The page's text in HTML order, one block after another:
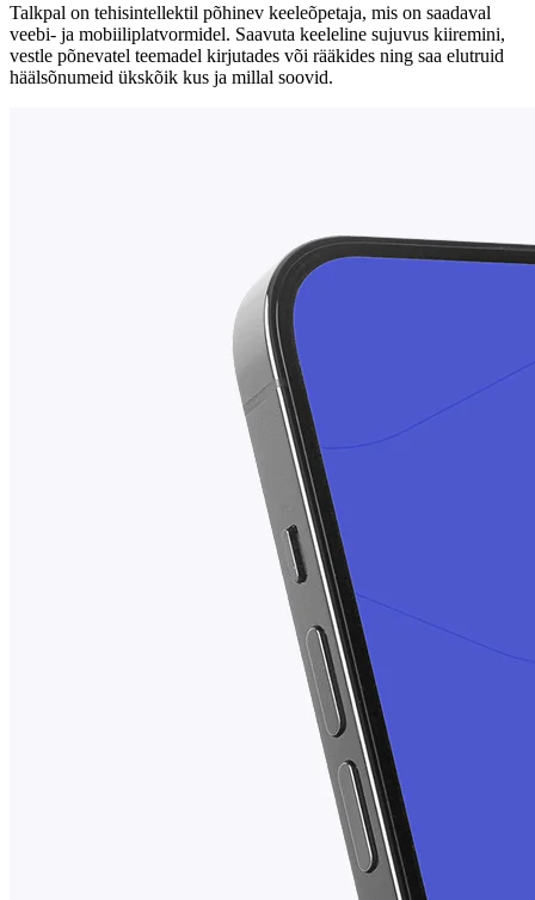
Talkpal on tehisintellektil põhinev keeleõpetaja, mis on saadaval
veebi- ja mobiiliplatvormidel. Saavuta keeleline sujuvus kiiremini,
vestle põnevatel teemadel kirjutades või rääkides ning saa elutruid
häälsõnumeid ükskõik kus ja millal soovid.